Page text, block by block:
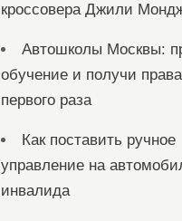
кроссовера Джили
Автошколы Москвы:
обучение и получи
первого раза
Как поставить ручное
управление на
инвалида